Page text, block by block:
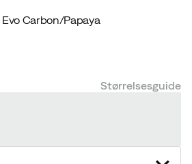
Evo Carbon/Papaya
Størrelsesguide